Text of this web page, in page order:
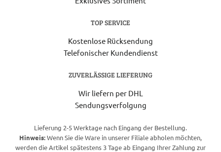
TOP SERVICE
Kostenlose Rücksendung
Telefonischer Kundendienst
ZUVERLÄSSIGE LIEFERUNG
Wir liefern per DHL
Sendungsverfolgung
Lieferung 2-5 Werktage nach Eingang der Bestellung.
Hinweis:Wenn Sie die Ware in unserer Filiale abholen möchten,
werden die Artikel spätestens 3 Tage ab Eingang Ihrer Zahlung zur